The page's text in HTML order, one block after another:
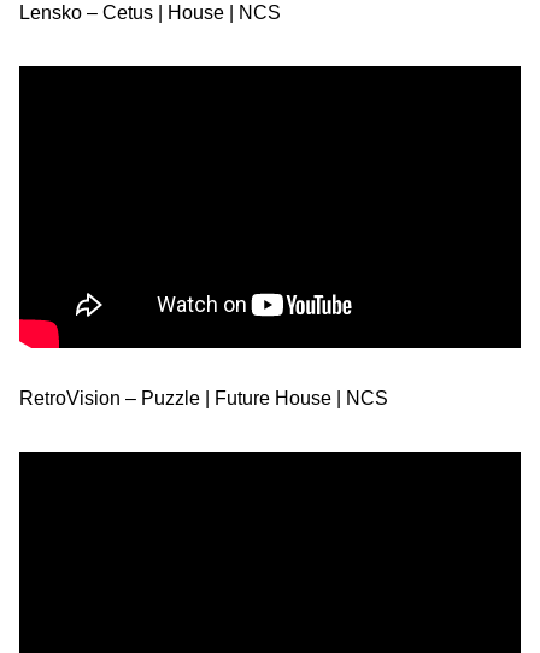
Lensko – Cetus | House | NCS
RetroVision – Puzzle | Future House | NCS